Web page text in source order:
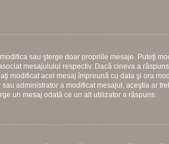
sau şterge doar propriile mesaje. Puteţi
mesajulului respectiv. Dacă cineva a
modificat acel mesaj împreună cu data şi ora
administrator a modificat mesajul, aceştia ar
un mesaj odată ce un alt utilizator a răspuns.